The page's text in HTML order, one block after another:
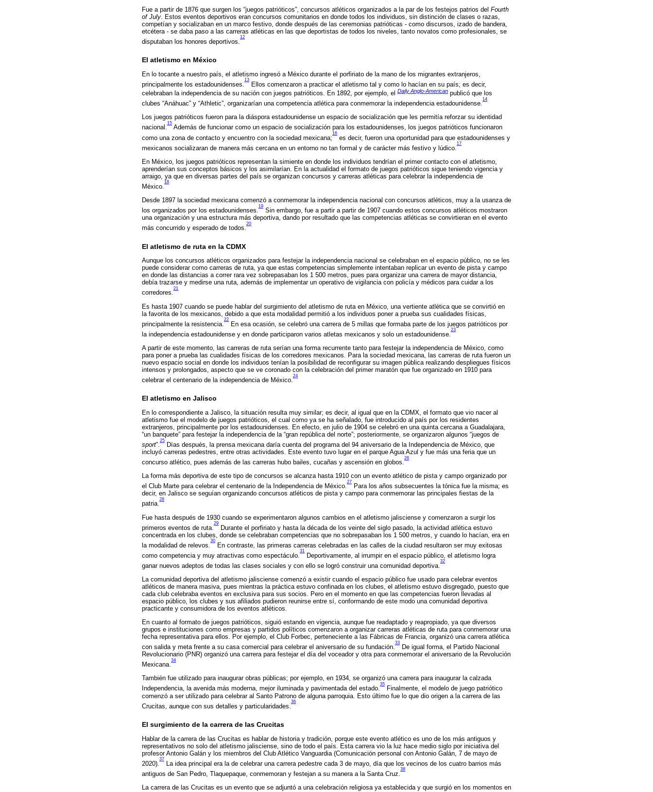
Fue a partir de 1876 que surgen los “juegos patrióticos”, concursos atléticos organizados a la par de los festejos patrios del Fourth
of July . Estos eventos deportivos eran concursos comunitarios en donde todos los individuos, sin distinción de clases o razas,
competían y socializaban en un marco festivo, donde después de las ceremonias patrióticas - como discursos, izado de bandera,
etcétera - se daba paso a las carreras atléticas en las que deportistas de todos los niveles, tanto novatos como profesionales, se
disputaban los honores deportivos.
12
El atletismo en México
En lo tocante a nuestro país, el atletismo ingresó a México durante el porfiriato de la mano de los migrantes extranjeros,
principalmente los estadounidenses.
13
Ellos comenzaron a practicar el atletismo tal y como lo hacían en su país; es decir,
celebraban la independencia de su nación con juegos patrióticos. En 1892, por ejemplo, el Daily Anglo-American publicó que los
clubes “Anáhuac” y “Athletic”, organizarían una competencia atlética para conmemorar la independencia estadounidense.
14
Los juegos patrióticos fueron para la diáspora estadounidense un espacio de socialización que les permitía reforzar su identidad
nacional.
15
Además de funcionar como un espacio de socialización para los estadounidenses, los juegos patrióticos funcionaron
como una zona de contacto y encuentro con la sociedad mexicana;
16
es decir, fueron una oportunidad para que estadounidenses y
mexicanos socializaran de manera más cercana en un entorno no tan formal y de carácter más festivo y lúdico.
17
En México, los juegos patrióticos representan la simiente en donde los individuos tendrían el primer contacto con el atletismo,
aprenderían sus conceptos básicos y los asimilarían. En la actualidad el formato de juegos patrióticos sigue teniendo vigencia y
arraigo, ya que en diversas partes del país se organizan concursos y carreras atléticas para celebrar la independencia de
México.
18
Desde 1897 la sociedad mexicana comenzó a conmemorar la independencia nacional con concursos atléticos, muy a la usanza de
los organizados por los estadounidenses.
19
Sin embargo, fue a partir a partir de 1907 cuando estos concursos atléticos mostraron
una organización y una estructura más deportiva, dando por resultado que las competencias atléticas se convirtieran en el evento
más concurrido y esperado de todos.
20
El atletismo de ruta en la CDMX
Aunque los concursos atléticos organizados para festejar la independencia nacional se celebraban en el espacio público, no se les
puede considerar como carreras de ruta, ya que estas competencias simplemente intentaban replicar un evento de pista y campo
en donde las distancias a correr rara vez sobrepasaban los 1 500 metros, pues para organizar una carrera de mayor distancia,
debía trazarse y medirse una ruta, además de implementar un operativo de vigilancia con policía y médicos para cuidar a los
corredores.
21
Es hasta 1907 cuando se puede hablar del surgimiento del atletismo de ruta en México, una vertiente atlética que se convirtió en
la favorita de los mexicanos, debido a que esta modalidad permitió a los individuos poner a prueba sus cualidades físicas,
principalmente la resistencia.
22
En esa ocasión, se celebró una carrera de 5 millas que formaba parte de los juegos patrióticos por
la independencia estadounidense y en donde participaron varios atletas mexicanos y solo un estadounidense.
23
A partir de este momento, las carreras de ruta serían una forma recurrente tanto para festejar la independencia de México, como
para poner a prueba las cualidades físicas de los corredores mexicanos. Para la sociedad mexicana, las carreras de ruta fueron un
nuevo espacio social en donde los individuos tenían la posibilidad de reconfigurar su imagen pública realizando despliegues físicos
intensos y prolongados, aspecto que se ve coronado con la celebración del primer maratón que fue organizado en 1910 para
celebrar el centenario de la independencia de México.
24
El atletismo en Jalisco
En lo correspondiente a Jalisco, la situación resulta muy similar; es decir, al igual que en la CDMX, el formato que vio nacer al
atletismo fue el modelo de juegos patrióticos, el cual como ya se ha señalado, fue introducido al país por los residentes
extranjeros, principalmente por los estadounidenses. En efecto, en julio de 1904 se celebró en una quinta cercana a Guadalajara,
“un banquete” para festejar la independencia de la “gran república del norte”; posteriormente, se organizaron algunos “juegos de
sport”.
25
Días después, la prensa mexicana daría cuenta del programa del 94 aniversario de la Independencia de México, que
incluyó carreras pedestres, entre otras actividades. Este evento tuvo lugar en el parque Agua Azul y fue más una feria que un
concurso atlético, pues además de las carreras hubo bailes, cucañas y ascensión en globos.
26
La forma más deportiva de este tipo de concursos se alcanza hasta 1910 con un evento atlético de pista y campo organizado por
el Club Marte para celebrar el centenario de la Independencia de México.
27
Para los años subsecuentes la tónica fue la misma; es
decir, en Jalisco se seguían organizando concursos atléticos de pista y campo para conmemorar las principales fiestas de la
patria.
28
Fue hasta después de 1930 cuando se experimentaron algunos cambios en el atletismo jalisciense y comenzaron a surgir los
primeros eventos de ruta.
29
Durante el porfiriato y hasta la década de los veinte del siglo pasado, la actividad atlética estuvo
concentrada en los clubes, donde se celebraban competencias que no sobrepasaban los 1 500 metros, y cuando lo hacían, era en
la modalidad de relevos.
30
En contraste, las primeras carreras celebradas en las calles de la ciudad resultaron ser muy exitosas
como competencia y muy atractivas como espectáculo.
31
Deportivamente, al irrumpir en el espacio público, el atletismo logra
ganar nuevos adeptos de todas las clases sociales y con ello se logró construir una comunidad deportiva.
32
La comunidad deportiva del atletismo jalisciense comenzó a existir cuando el espacio público fue usado para celebrar eventos
atléticos de manera masiva, pues mientras la práctica estuvo confinada en los clubes, el atletismo estuvo disgregado, puesto que
cada club celebraba eventos en exclusiva para sus socios. Pero en el momento en que las competencias fueron llevadas al
espacio público, los clubes y sus afiliados pudieron reunirse entre sí, conformando de este modo una comunidad deportiva
practicante y consumidora de los eventos atléticos.
En cuanto al formato de juegos patrióticos, siguió estando en vigencia, aunque fue readaptado y reapropiado, ya que diversos
grupos e instituciones como empresas y partidos políticos comenzaron a organizar carreras atléticas de ruta para conmemorar una
fecha representativa para ellos. Por ejemplo, el Club Forbec, perteneciente a las Fábricas de Francia, organizó una carrera atlética
con salida y meta frente a su casa comercial para celebrar el aniversario de su fundación.
33
De igual forma, el Partido Nacional
Revolucionario (PNR) organizó una carrera para festejar el día del voceador y otra para conmemorar el aniversario de la Revolución
Mexicana.
34
También fue utilizado para inaugurar obras públicas; por ejemplo, en 1934, se organizó una carrera para inaugurar la calzada
Independencia, la avenida más moderna, mejor iluminada y pavimentada del estado.
35
Finalmente, el modelo de juego patriótico
comenzó a ser utilizado para celebrar al Santo Patrono de alguna parroquia. Esto último fue lo que dio origen a la carrera de las
Crucitas, aunque con sus detalles y particularidades.
36
El surgimiento de la carrera de las Crucitas
Hablar de la carrera de las Crucitas es hablar de historia y tradición, porque este evento atlético es uno de los más antiguos y
representativos no solo del atletismo jalisciense, sino de todo el país. Esta carrera vio la luz hace medio siglo por iniciativa del
profesor Antonio Galán y los miembros del Club Atlético Vanguardia (Comunicación personal con Antonio Galán, 7 de mayo de
2020).
37
La idea principal era la de celebrar una carrera pedestre cada 3 de mayo, día que los vecinos de los cuatro barrios más
antiguos de San Pedro, Tlaquepaque, conmemoran y festejan a su manera a la Santa Cruz.
38
La carrera de las Crucitas es un evento que se adjuntó a una celebración religiosa ya establecida y que surgió en los momentos en